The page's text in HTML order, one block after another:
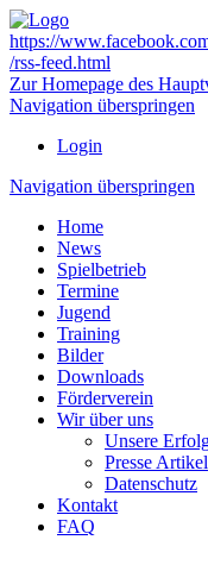
https://
/rss-feed.html
Zur Homepage des
Navigation überspringen
Login
Navigation überspringen
Home
News
Spielbetrieb
Termine
Jugend
Training
Bilder
Downloads
Förderverein
Wir über uns
Unsere
Presse Artikel
Datenschutz
Kontakt
FAQ